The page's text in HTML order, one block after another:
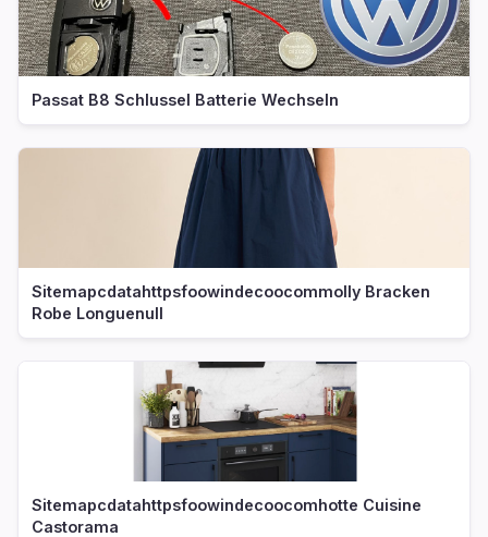
Passat B8 Schlussel Batterie Wechseln
Sitemapcdatahttpsfoowindecoocommolly Bracken
Robe Longuenull
Sitemapcdatahttpsfoowindecoocomhotte Cuisine
Castorama